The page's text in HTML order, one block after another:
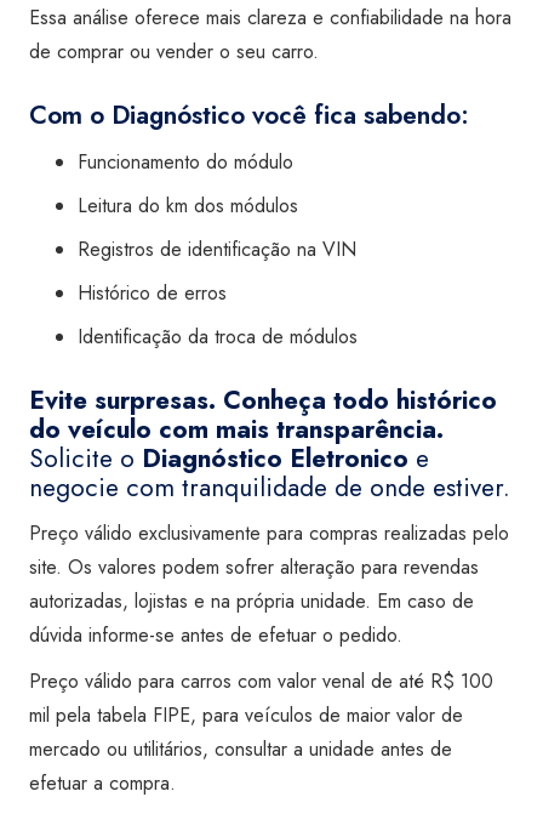
Essa análise oferece mais clareza e confiabilidade na hora
de comprar ou vender o seu carro.
Com o Diagnóstico você fica sabendo:
Funcionamento do módulo
Leitura do km dos módulos
Registros de identificação na VIN
Histórico de erros
Identificação da troca de módulos
Evite surpresas. Conheça todo histórico
do veículo com mais transparência.
Solicite o Diagnóstico Eletronico e
negocie com tranquilidade de onde estiver.
Preço válido exclusivamente para compras realizadas pelo
site. Os valores podem sofrer alteração para revendas
autorizadas, lojistas e na própria unidade. Em caso de
dúvida informe-se antes de efetuar o pedido.
Preço válido para carros com valor venal de até R$ 100
mil pela tabela FIPE, para veículos de maior valor de
mercado ou utilitários, consultar a unidade antes de
efetuar a compra.